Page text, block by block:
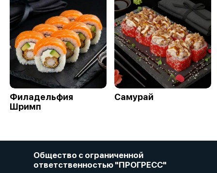
Филадельфия
Шримп
Самурай
Общество с ограниченной
ответственностью "ПРОГРЕСС"